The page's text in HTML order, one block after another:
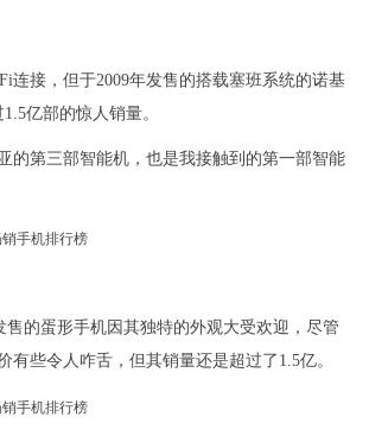
连接，但于2009年发售的搭载塞班系统的诺基
亿部的惊人销量。
的第三部智能机，也是我接触到的第一部智能
售的蛋形手机因其独特的外观大受欢迎，尽管
有些令人咋舌，但其销量还是超过了1.5亿。